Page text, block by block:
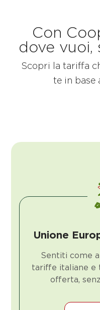
Con
dove vuoi,
Scopri la tariffa
te in base
Unione
Sentiti come
tariffe italiane e
offerta,